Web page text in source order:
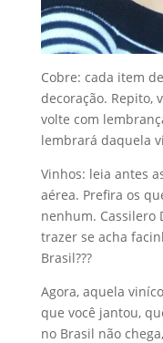
Cobre: cada item
decoração. Repito,
volte com
lembrará daquela
Vinhos: leia antes
aérea. Prefira os
nenhum. Cassilero
trazer se acha
Brasil???
Agora, aquela
que você jantou,
no Brasil não